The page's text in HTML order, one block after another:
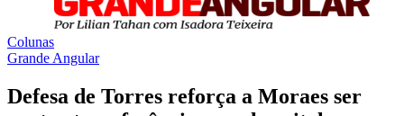
Colunas
Grande Angular
Defesa de Torres reforça a Moraes ser